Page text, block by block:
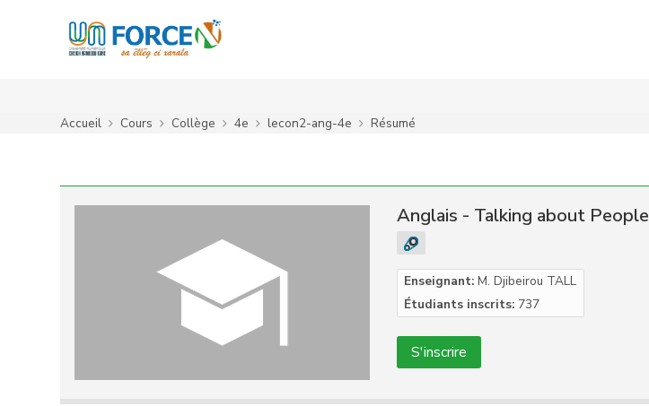
Accueil
Cours Collège 4e lecon2-ang-4e Résumé
Anglais - Talking about People
Enseignant: M. Djibeirou TALL
Étudiants inscrits: 737
S'inscrire